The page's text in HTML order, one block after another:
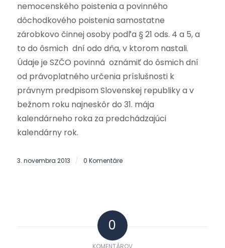
nemocenského poistenia a povinného
dôchodkového poistenia samostatne
zárobkovo činnej osoby podľa § 21 ods. 4 a 5, a
to do ôsmich dní odo dňa, v ktorom nastali.
Údaje je SZČO povinná oznámiť do ôsmich dní
od právoplatného určenia príslušnosti k
právnym predpisom Slovenskej republiky a v
bežnom roku najneskôr do 31. mája
kalendárneho roka za predchádzajúci
kalendárny rok.
3. novembra 2013 / 0 Komentáre
0
KOMENTÁROV